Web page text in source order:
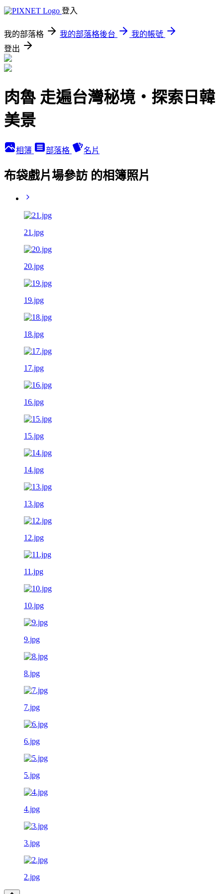
登入
我的部落格 我的部落格後台
我的帳號
登出
肉魯 走遍台灣秘境・探索日韓
美景
相簿 部落格 名片
布袋戲片場參訪 的相簿照片
21.jpg
20.jpg
19.jpg
18.jpg
17.jpg
16.jpg
15.jpg
14.jpg
13.jpg
12.jpg
11.jpg
10.jpg
9.jpg
8.jpg
7.jpg
6.jpg
5.jpg
4.jpg
3.jpg
2.jpg